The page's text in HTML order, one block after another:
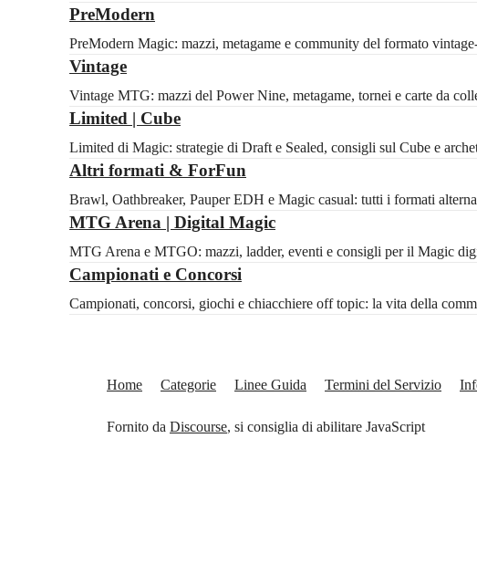
PreModern
PreModern Magic: mazzi, metagame e community del formato
Vintage
Vintage MTG: mazzi del Power Nine, metagame, tornei e carte da
Limited | Cube
Limited di Magic: strategie di Draft e Sealed, consigli sul Cube e
Altri formati & ForFun
Brawl, Oathbreaker, Pauper EDH e Magic casual: tutti i formati
MTG Arena | Digital Magic
MTG Arena e MTGO: mazzi, ladder, eventi e consigli per il Magic
Campionati e Concorsi
Campionati, concorsi, giochi e chiacchiere off topic: la vita della
Home Categorie Linee Guida Termini del Servizio
Fornito da Discourse, si consiglia di abilitare JavaScript